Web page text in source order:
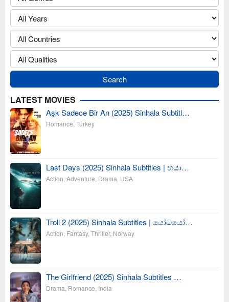
LATEST MOVIES
Aşk Sadece Bir An (2025) Sinhala Subtitl…
Romance Turkey
Last Days (2025) Sinhala Subtitles | භයා…
Action Adventure Drama USA
Troll 2 (2025) Sinhala Subtitles | යෝධයෝ…
Action Fantasy, Thriller, Norway
The Girlfriend (2025) Sinhala Subtitles …
Drama Romance India